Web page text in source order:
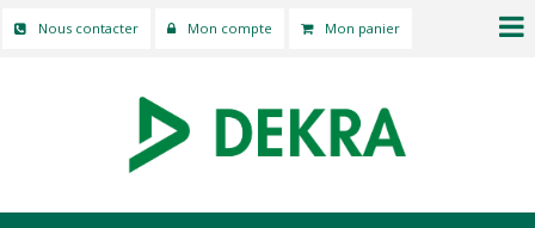
Nous contacter Mon compte Mon panier